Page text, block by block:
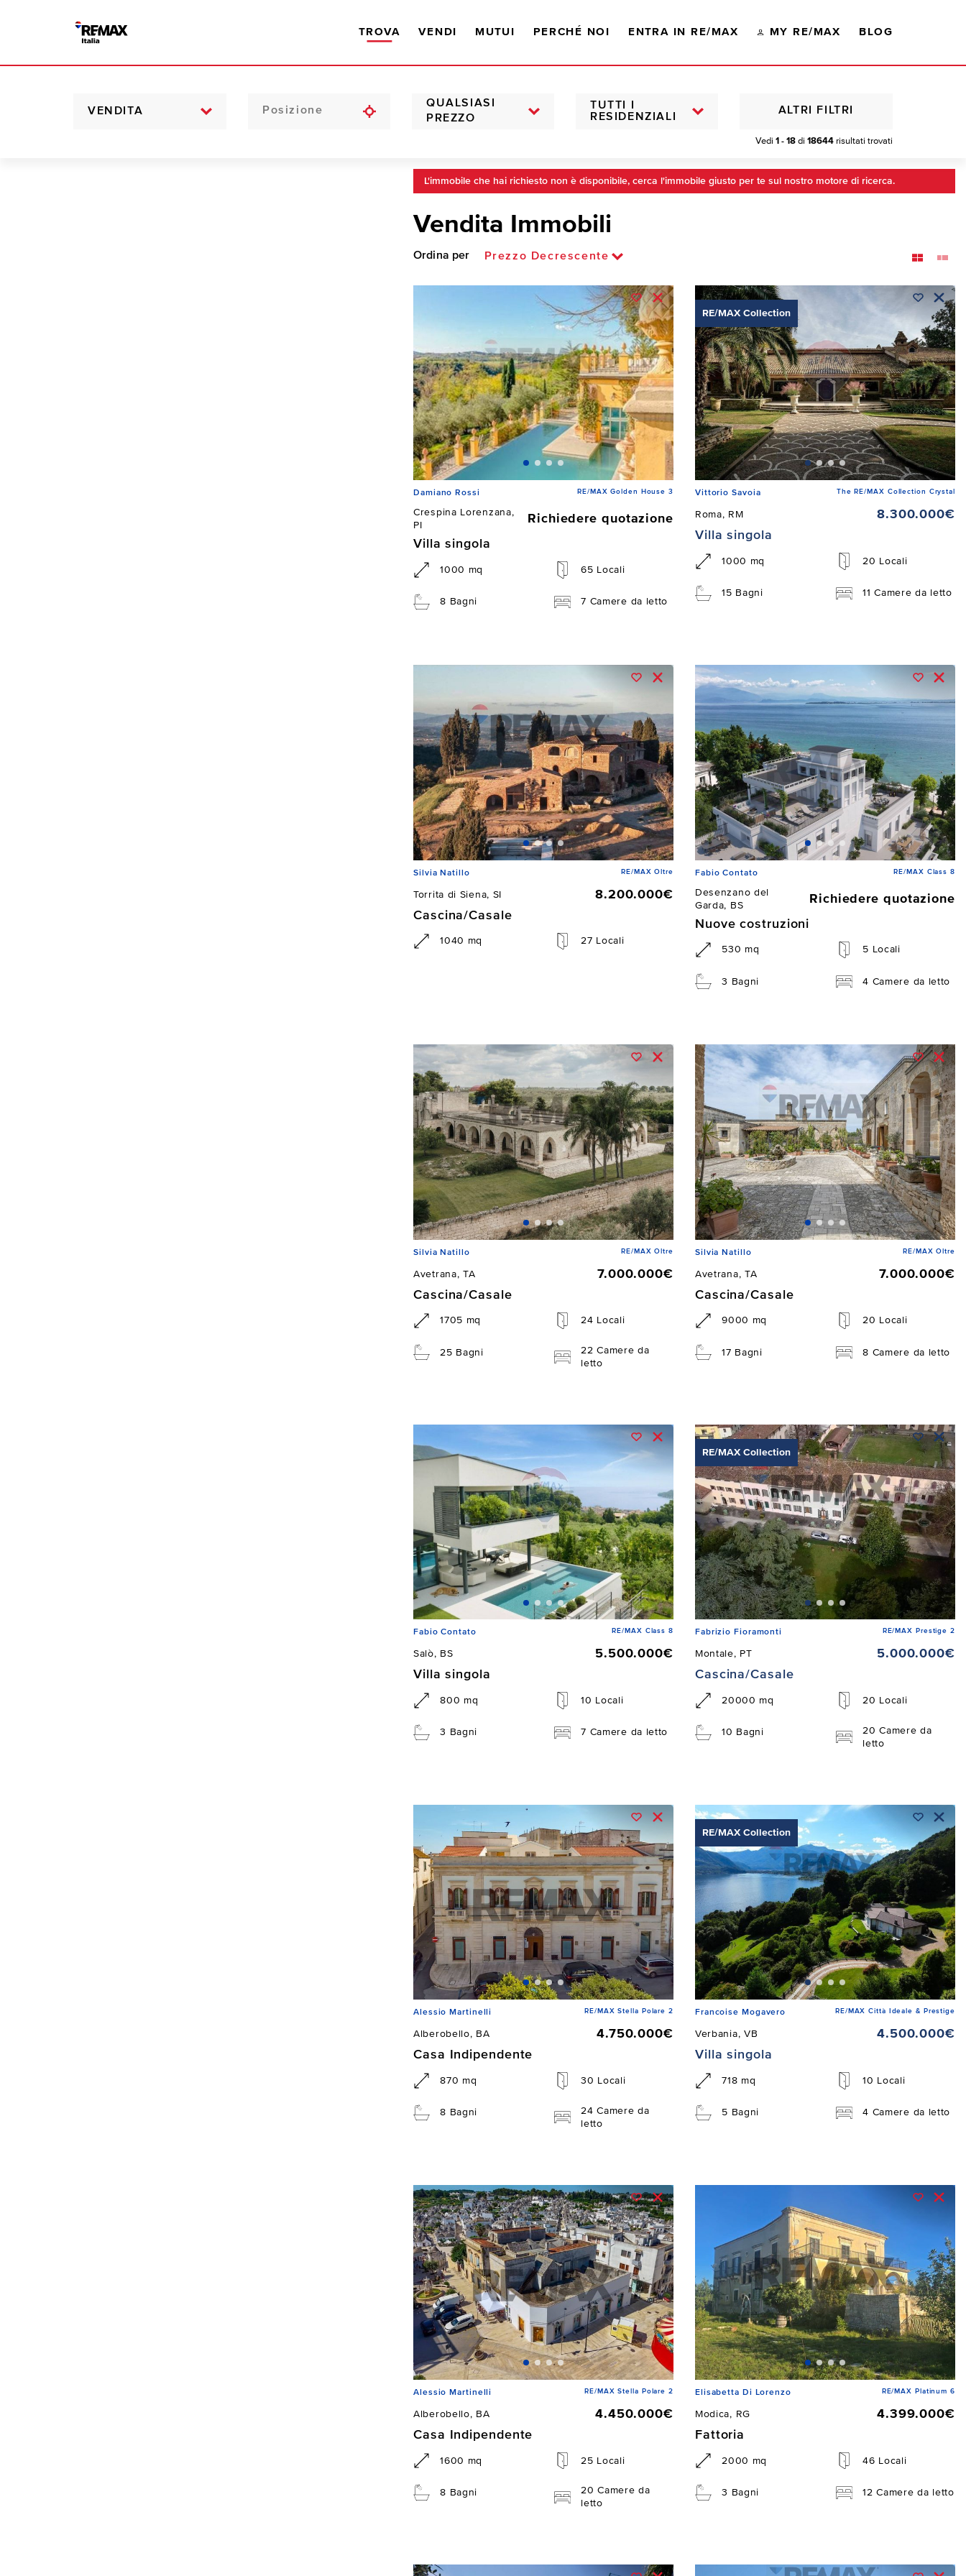
TROVA VENDI MUTUI PERCHÉ NOI ENTRA IN RE/MAX MY RE/MAX BLOG
VENDITA
QUALSIASI
PREZZO
TUTTI I
RESIDENZIALI
Vedi 1 - 18 di 18644 risultati trovati
ALTRI FILTRI
L'immobile che hai richiesto non è disponibile, cerca l'immobile giusto per te sul nostro motore di ricerca.
Vendita Immobili
Ordina per Prezzo Decrescente
Damiano Rossi RE/MAX Golden House 3
Crespina Lorenzana,
PI
Richiedere quotazione
Villa singola
1000 mq 65 Locali
8 Bagni 7 Camere da letto
RE/MAX Collection
Vittorio Savoia The RE/MAX Collection Crystal
Roma, RM
8.300.000€
Villa singola
1000 mq 20 Locali
15 Bagni 11 Camere da letto
Silvia Natillo RE/MAX Oltre
Torrita di Siena, SI
8.200.000€
Cascina/Casale
1040 mq 27 Locali
Fabio Contato RE/MAX Class 8
Desenzano del
Garda, BS
Richiedere quotazione
Nuove costruzioni
530 mq 5 Locali
3 Bagni 4 Camere da letto
Silvia Natillo RE/MAX Oltre
Avetrana, TA
7.000.000€
Cascina/Casale
1705 mq 24 Locali
25 Bagni
22 Camere da
letto
Silvia Natillo RE/MAX Oltre
Avetrana, TA
7.000.000€
Cascina/Casale
9000 mq 20 Locali
17 Bagni 8 Camere da letto
Fabio Contato RE/MAX Class 8
Salò, BS
5.500.000€
Villa singola
800 mq 10 Locali
3 Bagni 7 Camere da letto
RE/MAX Collection
Fabrizio Fioramonti RE/MAX Prestige 2
Montale, PT
5.000.000€
Cascina/Casale
20000 mq 20 Locali
10 Bagni
20 Camere da
letto
Alessio Martinelli RE/MAX Stella Polare 2
Alberobello, BA
4.750.000€
Casa Indipendente
870 mq 30 Locali
8 Bagni
24 Camere da
letto
RE/MAX Collection
Francoise Mogavero RE/MAX Città Ideale & Prestige
Verbania, VB
4.500.000€
Villa singola
718 mq 10 Locali
5 Bagni 4 Camere da letto
Alessio Martinelli RE/MAX Stella Polare 2
Alberobello, BA
4.450.000€
Casa Indipendente
1600 mq 25 Locali
8 Bagni
20 Camere da
letto
Elisabetta Di Lorenzo RE/MAX Platinum 6
Modica, RG
4.399.000€
Fattoria
2000 mq 46 Locali
3 Bagni 12 Camere da letto